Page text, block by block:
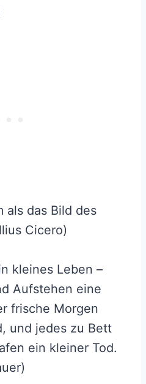
als das Bild des
Cicero)
kleines Leben –
Aufstehen eine
frische Morgen
und jedes zu Bett
ein kleiner Tod.